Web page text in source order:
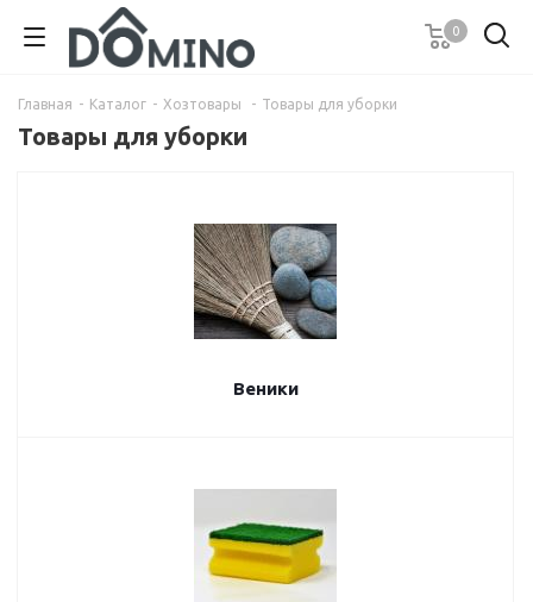
0
Главная - Каталог - Хозтовары - Товары для уборки
Товары для уборки
Веники